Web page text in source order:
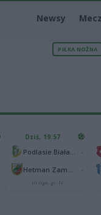
Newsy
PIŁKA NOŻNA
Dziś, 19:57
III liga, gr. IV